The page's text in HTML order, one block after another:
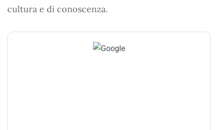
cultura e di conoscenza.